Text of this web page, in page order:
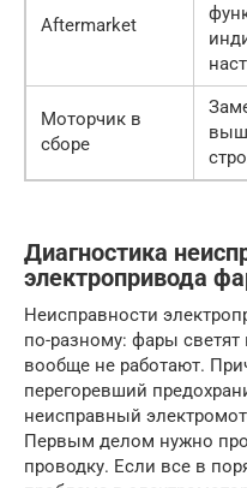
Aftermarket
Моторчик в
сборе
Диагностика
электропривода
Неисправности
по-разному: фары светят
вообще не работают.
перегоревший
неисправный
Первым делом нужно
проводку. Если все в